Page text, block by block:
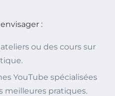
:
ou des cours sur
YouTube spécialisées
meilleures pratiques.